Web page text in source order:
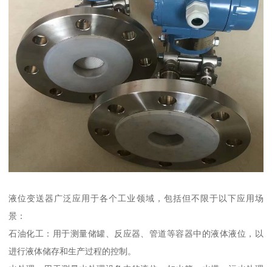
液位变送器广泛应用于各个工业领域，包括但不限于以下应用场
景：
石油化工：用于测量储罐、反应器、管道等容器中的液体液位，以
进行液体储存和生产过程的控制。